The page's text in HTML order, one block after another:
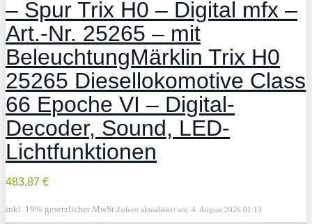
– Spur Trix H0 – Digital mfx –
Art.-Nr. 25265 – mit
BeleuchtungMärklin Trix H0
25265 Diesellokomotive Class
66 Epoche VI – Digital-
Decoder, Sound, LED-
Lichtfunktionen
483,87 €
inkl. 19% gesetzlicher MwSt. Zuletzt aktualisiert am: 4. August 2026 01:13